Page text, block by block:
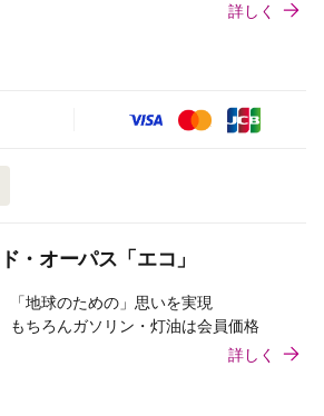
詳しく
・オーパス「エコ」
「地球のための」思いを実現
もちろんガソリン・灯油は会員価格
詳しく